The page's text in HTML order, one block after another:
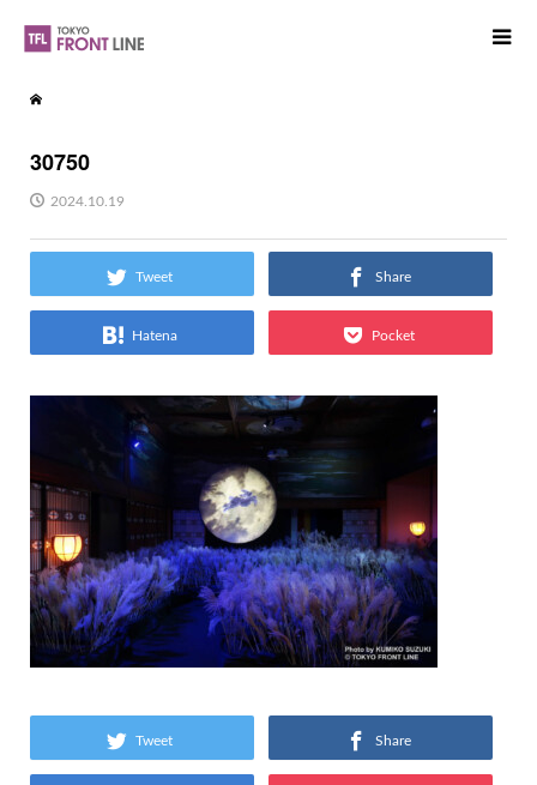
30750
2024.10.19
Tweet Share
Hatena Pocket
Tweet Share